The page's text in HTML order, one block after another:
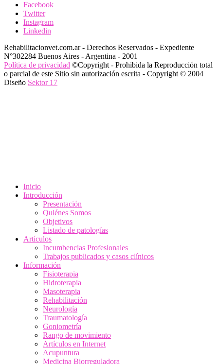
Facebook
Twitter
Instagram
Linkedin
Rehabilitacionvet.com.ar - Derechos Reservados - Expediente
N°302284 Buenos Aires - Argentina - 2001
Política de privacidad ©Copyright - Prohibida la Reproducción total
o parcial de este Sitio sin autorización escrita - Copyright © 2004
Diseño Sektor 17
Inicio
Introducción
Presentación
Quiénes Somos
Objetivos
Listado de patologías
Artículos
Incumbencias Profesionales
Trabajos publicados y casos clínicos
Información
Fisioterapia
Hidroterapia
Masoterapia
Rehabilitación
Neurología
Traumatología
Goniometría
Rango de movimiento
Artículos en Internet
Acupuntura
Medicina Biorreguladora